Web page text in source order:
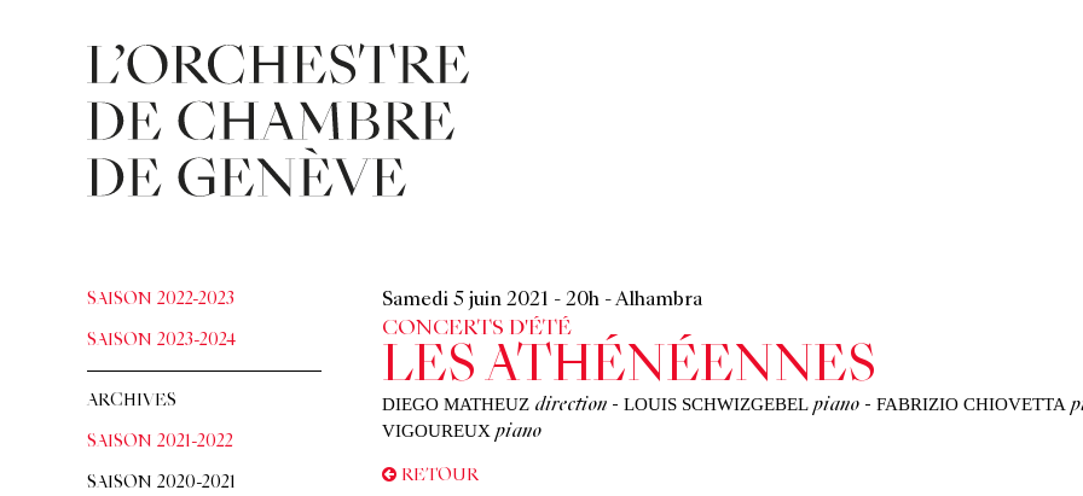
SAISON 2022-2023
SAISON 2023-2024
ARCHIVES
SAISON 2021-2022
SAISON 2020-2021
Samedi 5 juin 2021 - 20h -Alhambra
CONCERTS D'ÉTÉ
LES ATHÉNÉENNES
DIEGO MATHEUZ direction - LOUIS SCHWIZGEBEL piano - FABRIZIO CHIOVETTA
VIGOUREUX piano
RETOUR